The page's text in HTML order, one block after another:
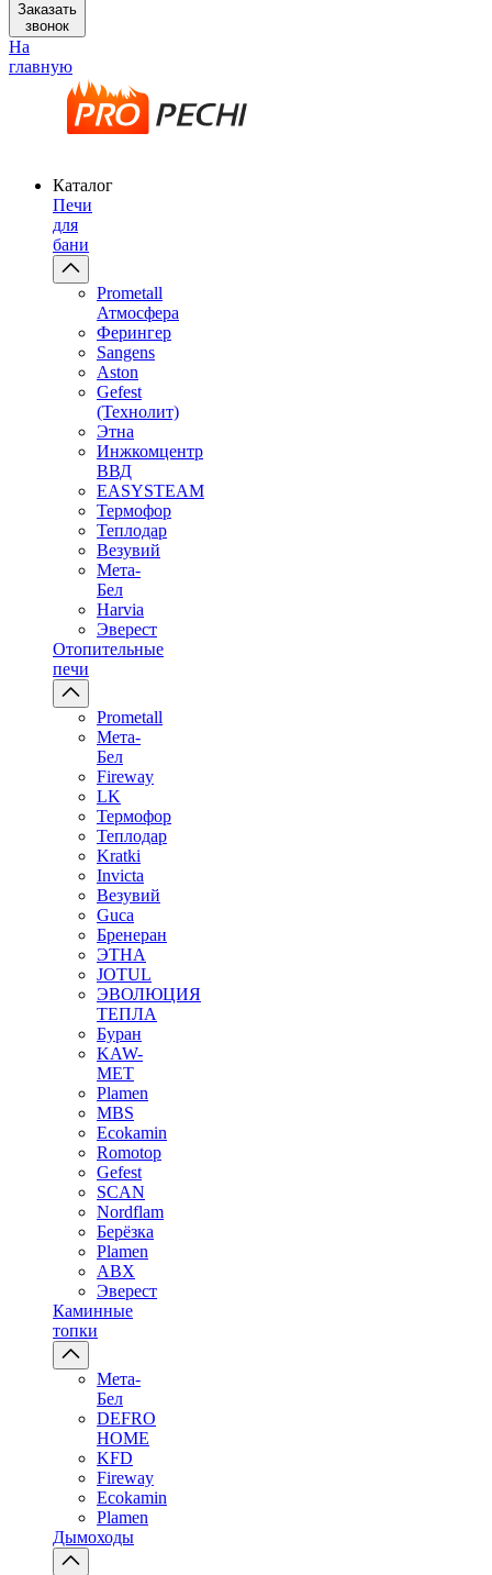
Заказать
звонок
На
главную
Каталог
Печи
для
бани
Prometall
Атмосфера
Ферингер
Sangens
Aston
Gefest
(Технолит)
Этна
Инжкомцентр
ВВД
EASYSTEAM
Термофор
Теплодар
Везувий
Мета-
Бел
Harvia
Эверест
Отопительные
печи
Prometall
Мета-
Бел
Fireway
LK
Термофор
Теплодар
Kratki
Invicta
Везувий
Guca
Бренеран
ЭТНА
JOTUL
ЭВОЛЮЦИЯ
ТЕПЛА
Буран
KAW-
MET
Plamen
MBS
Ecokamin
Romotop
Gefest
SCAN
Nordflam
Берёзка
Plamen
ABX
Эверест
Каминные
топки
Мета-
Бел
DEFRO
HOME
KFD
Fireway
Ecokamin
Plamen
Дымоходы